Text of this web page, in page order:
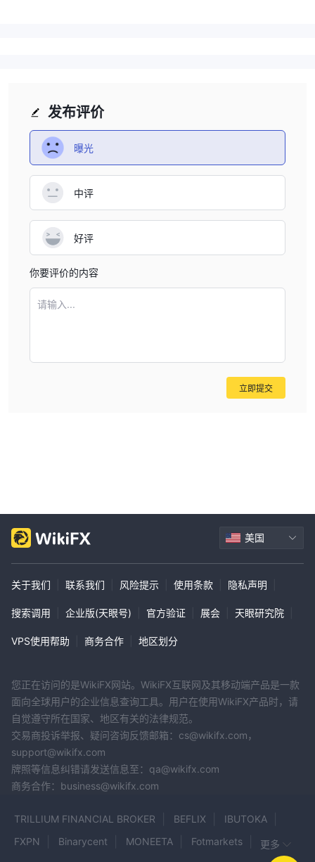
发布评价
曝光
中评
好评
你要评价的内容
请输入...
立即提交
美国
关于我们 联系我们 风险提示 使用条款 隐私声明
搜索调用 企业版(天眼号) 官方验证 展会 天眼研究院
VPS使用帮助 商务合作 地区划分
您正在访问的是WikiFX网站。WikiFX互联网及其移动端产品是一款
面向全球用户的企业信息查询工具。用户在使用WikiFX产品时，请
自觉遵守所在国家、地区有关的法律规范。
交易商投诉举报、疑问咨询反馈邮箱：cs@wikifx.com，
support@wikifx.com
牌照等信息纠错请发送信息至：qa@wikifx.com
商务合作：business@wikifx.com
TRILLIUM FINANCIAL BROKER BEFLIX
IBUTOKA
FXPN
Binarycent MONEETA
Fotmarkets
更多